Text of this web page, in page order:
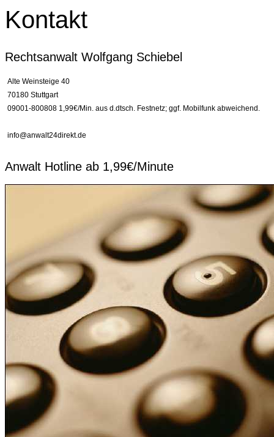
Kontakt
Rechtsanwalt Wolfgang Schiebel
Alte Weinsteige 40
70180 Stuttgart
09001-800808 1,99€/Min. aus d.dtsch. Festnetz; ggf. Mobilfunk abweichend.
info@anwalt24direkt.de
Anwalt Hotline ab 1,99€/Minute